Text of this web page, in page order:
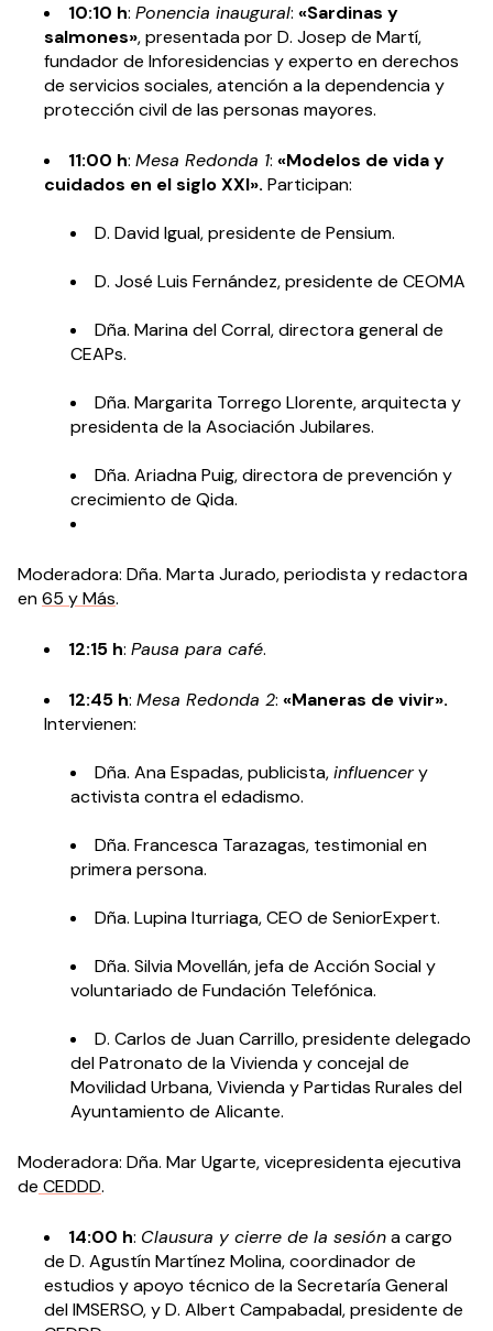
10:10 h: Ponencia inaugural: «Sardinas y
salmones», presentada por D. Josep de Martí,
fundador de Inforesidencias y experto en derechos
de servicios sociales, atención a la dependencia y
protección civil de las personas mayores.
11:00 h: Mesa Redonda 1: «Modelos de vida y
cuidados en el siglo XXI». Participan:
D. David Igual, presidente de Pensium.
D. José Luis Fernández, presidente de CEOMA
Dña. Marina del Corral, directora general de
CEAPs.
Dña. Margarita Torrego Llorente, arquitecta y
presidenta de laAsociación Jubilares.
Dña. Ariadna Puig, directora de prevención y
crecimiento de Qida.
Moderadora: Dña. Marta Jurado, periodista y redactora
en65 y Más.
12:15 h: Pausa para café.
12:45 h: Mesa Redonda 2: «Maneras de vivir».
Intervienen:
Dña. Ana Espadas, publicista,influencery
activista contra el edadismo.
Dña. Francesca Tarazagas, testimonial en
primera persona.
Dña. Lupina Iturriaga, CEO de SeniorExpert.
Dña. Silvia Movellán, jefa de Acción Social y
voluntariado de Fundación Telefónica.
D. Carlos de Juan Carrillo, presidente delegado
del Patronato de la Vivienda y concejal de
Movilidad Urbana, Vivienda y Partidas Rurales del
Ayuntamiento de Alicante.
Moderadora: Dña. Mar Ugarte, vicepresidenta ejecutiva
de CEDDD.
14:00 h: Clausura y cierre de la sesióna cargo
de D. Agustín Martínez Molina, coordinador de
estudios y apoyo técnico de la Secretaría General
delIMSERSO, y D. Albert Campabadal, presidente de